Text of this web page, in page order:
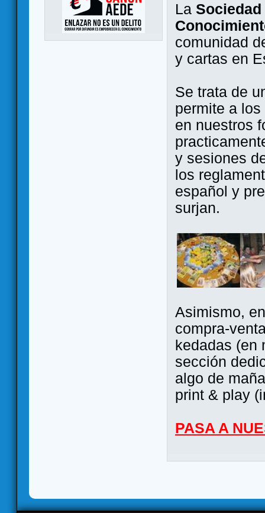
La
comunidad
y cartas en
Se trata de
permite a
en nuestros
y sesiones
los
español y
surjan.
Asimismo,
compra-
kedadas (en
sección
algo de
print & play
PASA A